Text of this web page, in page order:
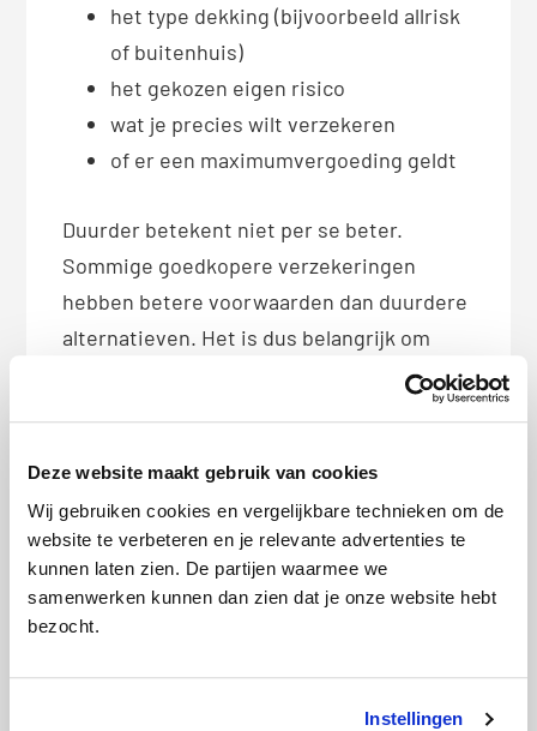
Deze website maakt gebruik van cookies
Wij gebruiken cookies en vergelijkbare technieken om de
website te verbeteren en je relevante advertenties te
kunnen laten zien. De partijen waarmee we
samenwerken kunnen dan zien dat je onze website hebt
bezocht.
Instellingen
het type dekking (bijvoorbeeld allrisk
of buitenhuis)
het gekozen eigen risico
wat je precies wilt verzekeren
of er een maximumvergoeding geldt
Duurder betekent niet per se beter.
Sommige goedkopere verzekeringen
hebben betere voorwaarden dan duurdere
alternatieven. Het is dus belangrijk om
vergelijken, zodat je de verzekering kiest
Waar moet je op letten bij het
verzekeren van mobiele elektronica?
Is val- en stootschade (ook